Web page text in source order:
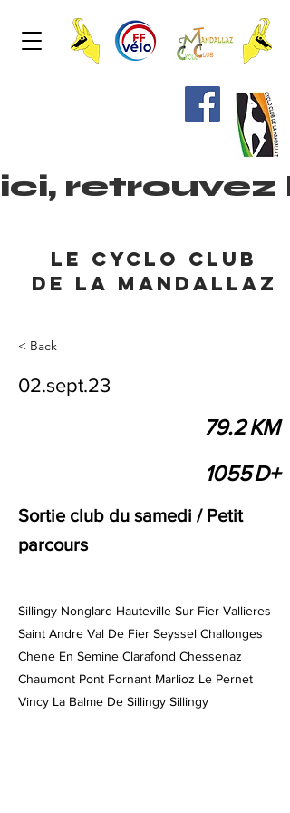
le cyclo club
de la mandallaz
ici,
< Back
02.sept.23
79.2 KM
1055D+
Sortie club du samedi / Petit
parcours
Sillingy Nonglard Hauteville Sur Fier Vallieres
Saint Andre Val De Fier Seyssel Challonges
Chene En Semine Clarafond Chessenaz
Chaumont Pont Fornant Marlioz Le Pernet
Vincy La Balme De Sillingy Sillingy